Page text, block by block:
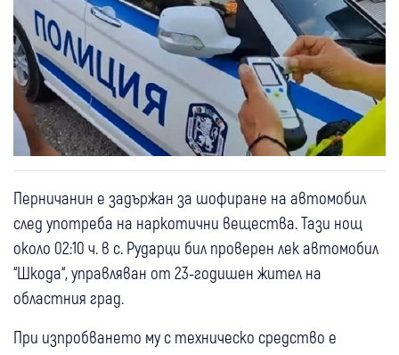
Перничанин е задържан за шофиране на автомобил
след употреба на наркотични вещества. Тази нощ
около 02:10 ч. в с. Рударци бил проверен лек автомобил
“Шкода“, управляван от 23-годишен жител на
областния град.
При изпробването му с техническо средство е